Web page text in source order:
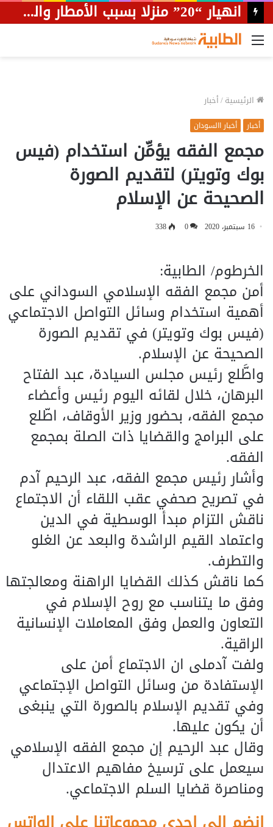
القائمة
الرئيسية/أخبار
أخبار أخبار االسودان
مجمع الفقه يؤمِّن استخدام (فيس
بوك وتويتر) لتقديم الصورة
الصحيحة عن الإسلام
16 سبتمبر، 2020 0
338
الخرطوم/ الطابية:
أمن مجمع الفقه الإسلامي السوداني على
أهمية استخدام وسائل التواصل الاجتماعي
(فيس بوك وتويتر) في تقديم الصورة
الصحيحة عن الإسلام.
واطَّلع رئيس مجلس السيادة، عبد الفتاح
البرهان، خلال لقائه اليوم رئيس وأعضاء
مجمع الفقه، بحضور وزير الأوقاف، اطّلع
على البرامج والقضايا ذات الصلة بمجمع
الفقه.
وأشار رئيس مجمع الفقه، عبد الرحيم آدم
في تصريح صحفي عقب اللقاء أن الاجتماع
ناقش التزام مبدأ الوسطية في الدين
واعتماد القيم الراشدة والبعد عن الغلو
والتطرف.
كما ناقش كذلك القضايا الراهنة ومعالجتها
وفق ما يتناسب مع روح الإسلام في
التعاون والعمل وفق المعاملات الإنسانية
الراقية.
ولفت آدملى ان الاجتماع أمن على
الإستفادة من وسائل التواصل الإجتماعي
وفي تقديم الإسلام بالصورة التي ينبغى
أن يكون عليها.
وقال عبد الرحيم إن مجمع الفقه الإسلامي
سيعمل على ترسيخ مفاهيم الاعتدال
ومناصرة قضايا السلم الاجتماعي.